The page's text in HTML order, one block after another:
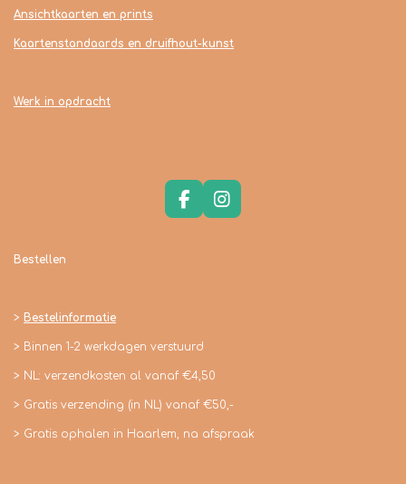
Ansichtkaarten en prints
Kaartenstandaards en druifhout-kunst
Werk in opdracht
F
a
I
n
Bestellen
> Bestelinformatie
> Binnen 1-2 werkdagen verstuurd
> NL: verzendkosten al vanaf €4,50
> Gratis verzending (in NL) vanaf €50,-
> Gratis ophalen in Haarlem, na afspraak